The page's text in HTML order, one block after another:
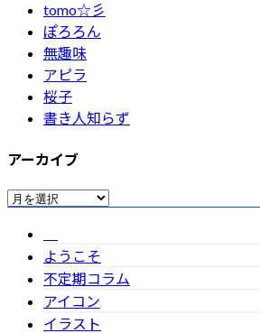
tomo☆彡
ぽろろん
無趣味
アピラ
桜子
書き人知らず
アーカイブ
ア
ようこそ
不定期コラム
アイコン
イラスト